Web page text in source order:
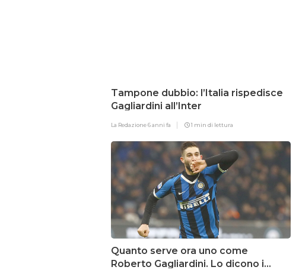
Tampone dubbio: l’Italia rispedisce
Gagliardini all’Inter
La Redazione6 anni fa 1 min di lettura
Quanto serve ora uno come
Roberto Gagliardini. Lo dicono i